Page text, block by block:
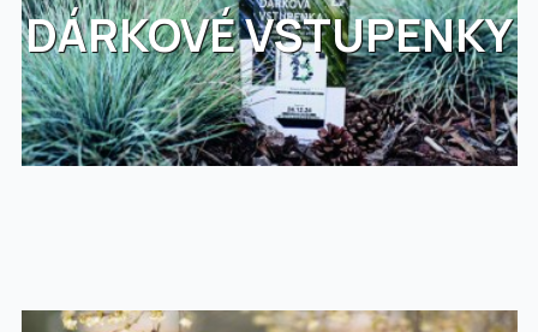
DÁRKOVÉ VSTUPENKY